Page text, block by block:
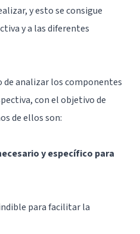
y esto se consigue
y a las diferentes
analizar los componentes
con el objetivo de
de ellos son:
y específico para
para facilitar la